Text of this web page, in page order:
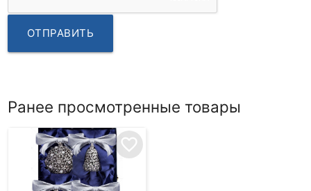
ОТПРАВИТЬ
Ранее просмотренные товары
favorite_border